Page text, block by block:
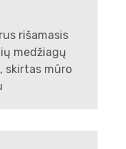
rišamasis
medžiagų
skirtas mūro